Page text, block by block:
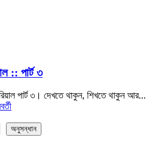
:: পার্ট ৩
পার্ট ৩। দেখতে থাকুন, শিখতে থাকুন আর...
অনুসন্ধান